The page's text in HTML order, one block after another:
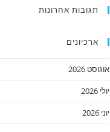
תגובות אחרונות
ארכיונים
אוגוסט 2026
יולי 2026
יוני 2026